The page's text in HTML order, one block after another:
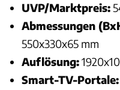
UVP/Marktpreis:
Abmessungen
550x330x65 mm
Auflösung:
Smart-TV-Portale: